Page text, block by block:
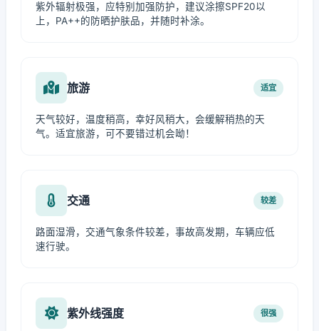
紫外辐射极强，应特别加强防护，建议涂擦SPF20以
上，PA++的防晒护肤品，并随时补涂。
旅游 适宜
天气较好，温度稍高，幸好风稍大，会缓解稍热的天
气。适宜旅游，可不要错过机会呦！
交通 较差
路面湿滑，交通气象条件较差，事故高发期，车辆应低
速行驶。
紫外线强度 很强